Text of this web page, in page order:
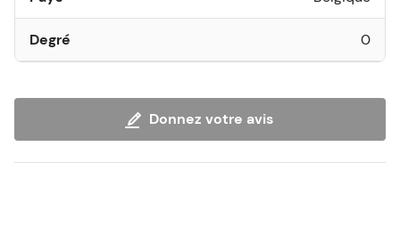
Degré 0
Donnez votre avis